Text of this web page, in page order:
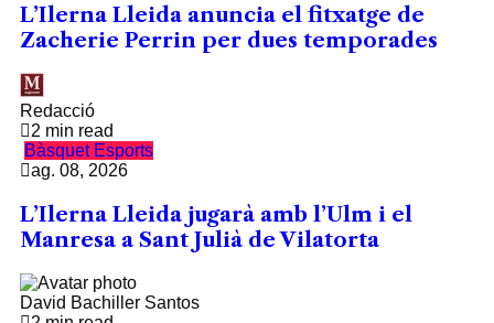
L’Ilerna Lleida anuncia el fitxatge de
Zacherie Perrin per dues temporades
Redacció
2 min read
Bàsquet Esports
ag. 08, 2026
L’Ilerna Lleida jugarà amb l’Ulm i el
Manresa a Sant Julià de Vilatorta
David Bachiller Santos